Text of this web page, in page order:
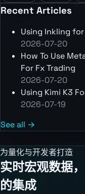
Recent Articles
Using Inkling
2026-07-20
How To Use
For Fx Trading
2026-07-20
Using Kimi K3
2026-07-19
See all →
为量化与开发者打造
实时宏观数据
的集成